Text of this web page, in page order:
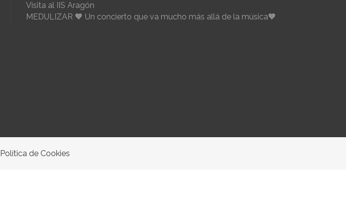
Visita al IIS Aragón
MEDULIZAR 🧡 Un concierto que va mucho más allá de la música🧡
Política de Cookies